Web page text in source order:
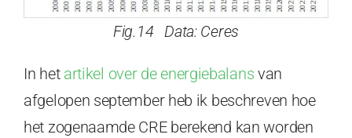
Fig.14 Data: Ceres
In het artikel over de energiebalans van
afgelopen september heb ik beschreven hoe
het zogenaamde CRE berekend kan worden